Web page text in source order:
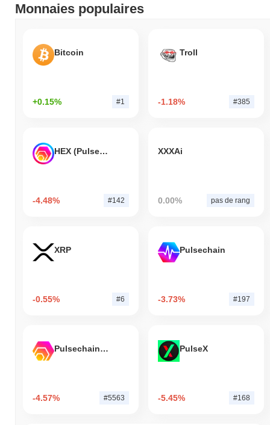
Monnaies populaires
Bitcoin
+0.15% #1
Troll
-1.18% #385
HEX (Pulsechain)
-4.48% #142
XXXAi
0.00% pas de rang
XRP
-0.55% #6
Pulsechain
-3.73% #197
Pulsechain Bridged HEX (Pulsechain)
-4.57% #5563
PulseX
-5.45% #168